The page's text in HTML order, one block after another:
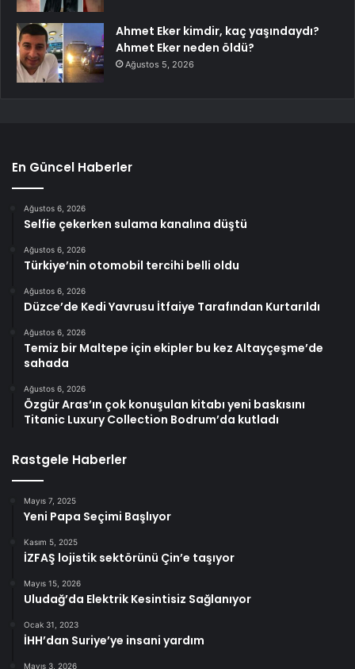
Ahmet Eker kimdir, kaç yaşındaydı?
Ahmet Eker neden öldü?
Ağustos 5, 2026
En Güncel Haberler
Ağustos 6, 2026
Selfie çekerken sulama kanalına düştü
Ağustos 6, 2026
Türkiye’nin otomobil tercihi belli oldu
Ağustos 6, 2026
Düzce’de Kedi Yavrusu İtfaiye Tarafından Kurtarıldı
Ağustos 6, 2026
Temiz bir Maltepe için ekipler bu kez Altayçeşme’de
sahada
Ağustos 6, 2026
Özgür Aras’ın çok konuşulan kitabı yeni baskısını
Titanic Luxury Collection Bodrum’da kutladı
Rastgele Haberler
Mayıs 7, 2025
Yeni Papa Seçimi Başlıyor
Kasım 5, 2025
İZFAŞ lojistik sektörünü Çin’e taşıyor
Mayıs 15, 2026
Uludağ’da Elektrik Kesintisiz Sağlanıyor
Ocak 31, 2023
İHH’dan Suriye’ye insani yardım
Mayıs 3, 2026